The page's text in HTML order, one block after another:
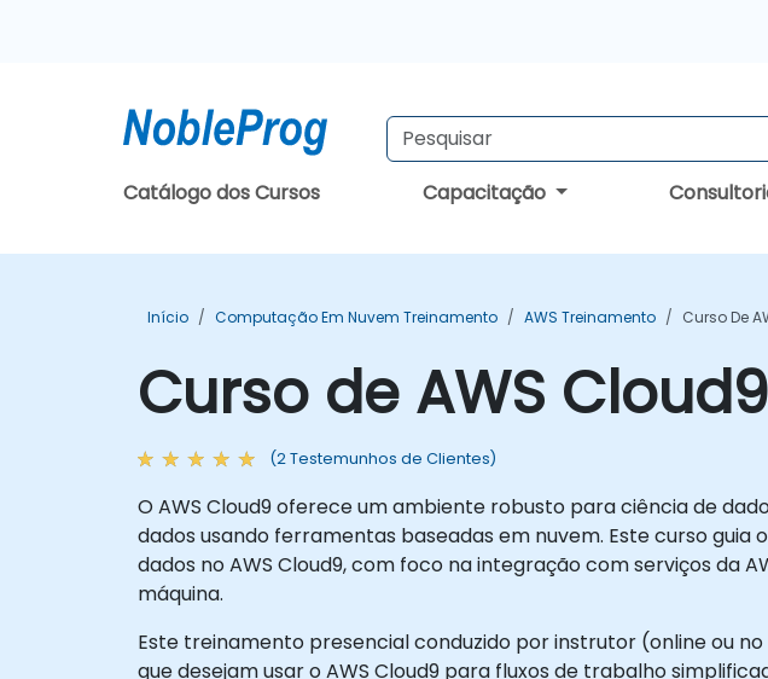
Catálogo dos Cursos Capacitação
Início Computação Em Nuvem Treinamento AWS Treinamento Curso De
Curso de AWS
(2 Testemunhos de Clientes)
O AWS Cloud9 oferece um ambiente robusto para ciência de
dados usando ferramentas baseadas em nuvem. Este curso
dados no AWS Cloud9, com foco na integração com serviços da
máquina.
Este treinamento presencial conduzido por instrutor (online ou
que desejam usar o AWS Cloud9 para fluxos de trabalho